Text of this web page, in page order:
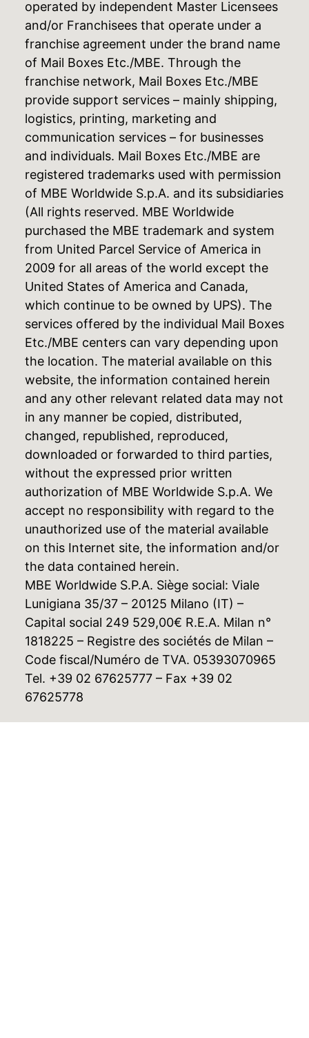
operated by independent Master Licensees
and/or Franchisees that operate under a
franchise agreement under the brand name
of Mail Boxes Etc./MBE. Through the
franchise network, Mail Boxes Etc./MBE
provide support services – mainly shipping,
logistics, printing, marketing and
communication services – for businesses
and individuals. Mail Boxes Etc./MBE are
registered trademarks used with permission
of MBE Worldwide S.p.A. and its subsidiaries
(All rights reserved. MBE Worldwide
purchased the MBE trademark and system
from United Parcel Service of America in
2009 for all areas of the world except the
United States of America and Canada,
which continue to be owned by UPS). The
services offered by the individual Mail Boxes
Etc./MBE centers can vary depending upon
the location. The material available on this
website, the information contained herein
and any other relevant related data may not
in any manner be copied, distributed,
changed, republished, reproduced,
downloaded or forwarded to third parties,
without the expressed prior written
authorization of MBE Worldwide S.p.A. We
accept no responsibility with regard to the
unauthorized use of the material available
on this Internet site, the information and/or
the data contained herein.
MBE Worldwide S.P.A. Siège social: Viale
Lunigiana 35/37 – 20125 Milano (IT) –
Capital social 249 529,00€ R.E.A. Milan n°
1818225 – Registre des sociétés de Milan –
Code fiscal/Numéro de TVA. 05393070965
Tel. +39 02 67625777 – Fax +39 02
67625778